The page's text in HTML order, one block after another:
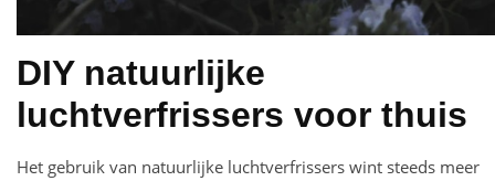
DIY natuurlijke
luchtverfrissers voor thuis
Het gebruik van natuurlijke luchtverfrissers wint steeds meer